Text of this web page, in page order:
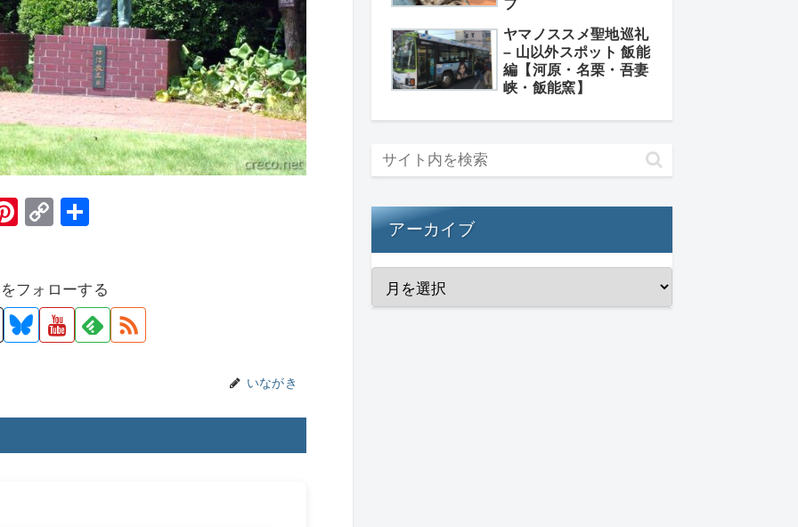
Pi
e
st
C
y
Li
フォローする
いながき
フ
ヤマノススメ聖地巡礼
– 山以外スポット 飯能
編【河原・名栗・吾妻
峡・飯能窯】
アーカイブ